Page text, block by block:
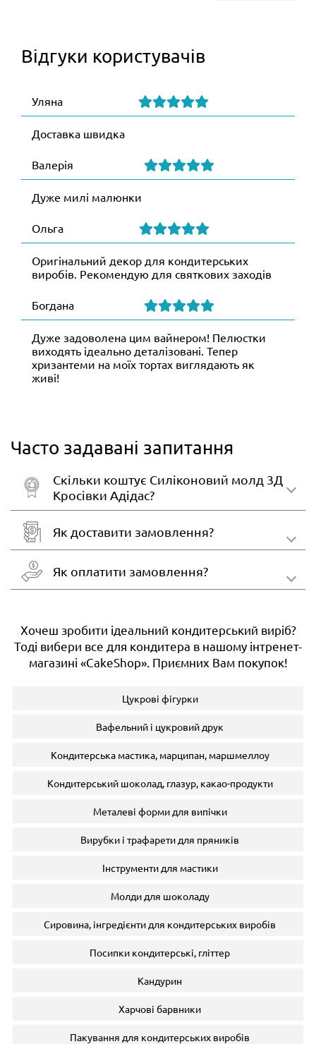
Відгуки користувачів
Уляна
Доставка швидка
Валерія
Дуже милі малюнки
Ольга
Оригінальний декор для кондитерських
виробів. Рекомендую для святкових заходів
Богдана
Дуже задоволена цим вайнером! Пелюстки
виходять ідеально деталізовані. Тепер
хризантеми на моїх тортах виглядають як
живі!
Часто задавані запитання
Скільки коштує Силіконовий молд 3Д
Кросівки Адідас?
Як доставити замовлення?
Як оплатити замовлення?
Хочеш зробити ідеальний кондитерський виріб?
Тоді вибери все для кондитера в нашому інтренет-
магазині «CakeShop». Приємних Вам покупок!
Цукрові фігурки
Вафельний і цукровий друк
Кондитерська мастика, марципан, маршмеллоу
Кондитерський шоколад, глазур, какао-продукти
Металеві форми для випічки
Вирубки і трафарети для пряників
Інструменти для мастики
Молди для шоколаду
Сировина, інгредієнти для кондитерських виробів
Посипки кондитерські, гліттер
Кандурин
Харчові барвники
Пакування для кондитерських виробів